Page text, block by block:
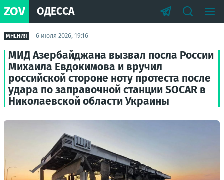
ZOV ОДЕССА
МНЕНИЯ 6 июля 2026, 19:16
МИД Азербайджана вызвал посла России
Михаила Евдокимова и вручил
российской стороне ноту протеста после
удара по заправочной станции SOCAR в
Николаевской области Украины